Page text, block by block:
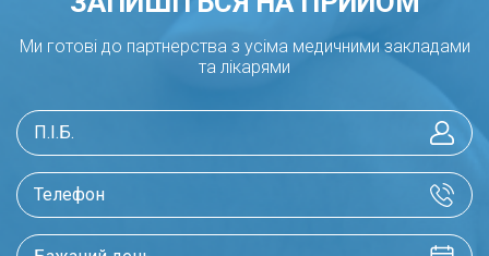
Ми готові до партнерства з усіма медичними закладами
та лікарями